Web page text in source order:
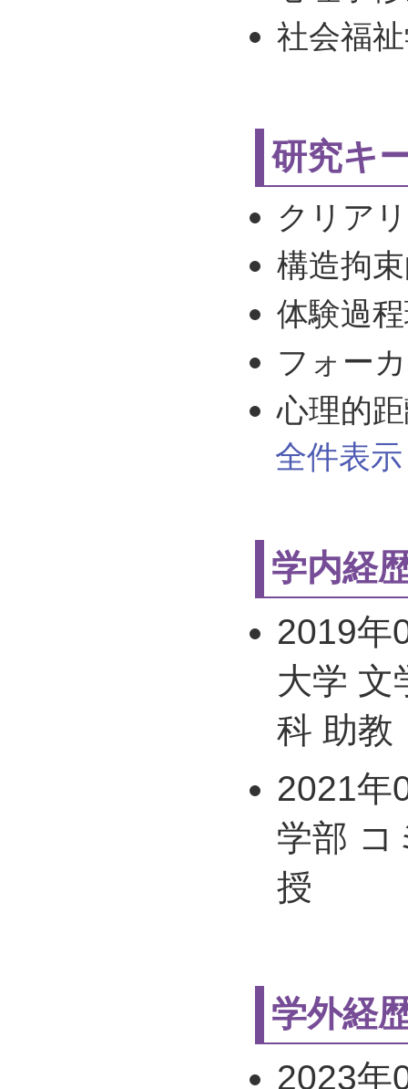
社会福
研究キ
クリア
構造拘
体験過
フォー
心理的
全件表
学内経
2019年
大学 文
科 助教
2021年
学部 コ
授
学外経
2023年